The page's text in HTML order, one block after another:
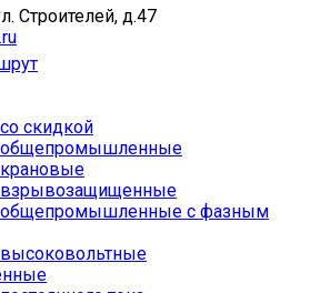
Строителей, д.47
скидкой
общепромышленные
крановые
взрывозащищенные
общепромышленные с фазным
высоковольтные